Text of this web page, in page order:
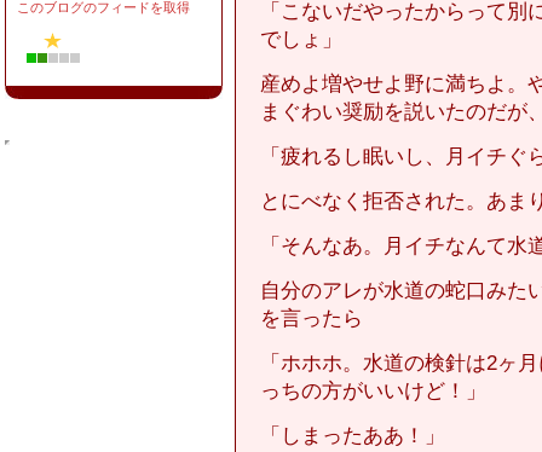
「こないだやったからって
でしょ」
産めよ増やせよ野に満ちよ。
まぐわい奨励を説いたのだが
「疲れるし眠いし、月イチぐ
とにべなく拒否された。あま
「そんなあ。月イチなんて
自分のアレが水道の蛇口みた
を言ったら
「ホホホ。水道の検針は2ヶ
っちの方がいいけど！」
「しまったああ！」
このブログのフィードを取得